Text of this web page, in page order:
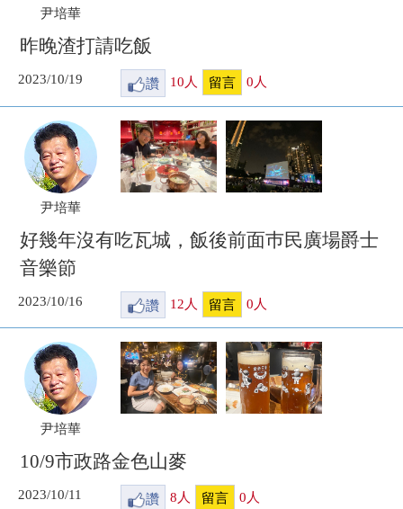
尹培華
昨晚渣打請吃飯
2023/10/19 讚 10 人 留言 0 人
尹培華
好幾年沒有吃瓦城，飯後前面巿民廣場爵士
音樂節
2023/10/16 讚 12 人 留言 0 人
尹培華
10/9市政路金色山麥
2023/10/11 讚 8 人 留言 0 人